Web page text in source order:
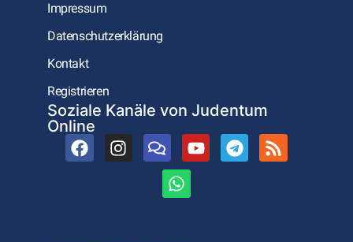
Impressum
Datenschutzerklärung
Kontakt
Registrieren
Soziale Kanäle von Judentum
Online